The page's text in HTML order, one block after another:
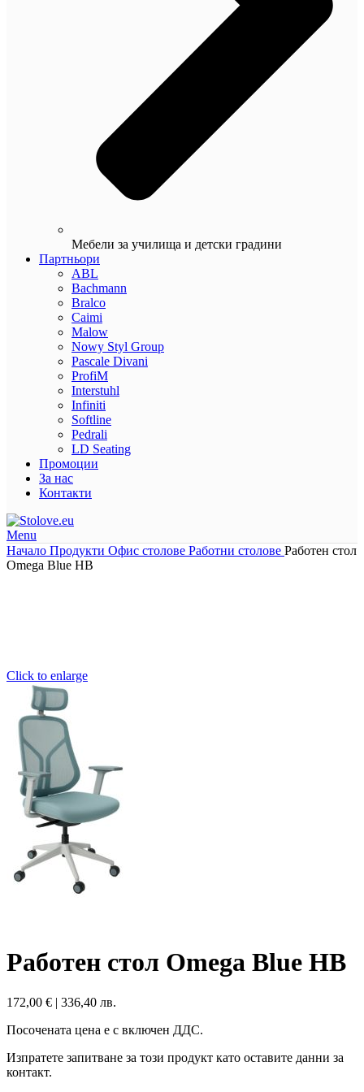
Мебели за училища и детски градини
Партньори
ABL
Bachmann
Bralco
Caimi
Malow
Nowy Styl Group
Pascale Divani
ProfiM
Interstuhl
Infiniti
Softline
Pedrali
LD Seating
Промоции
За нас
Контакти
Menu
Начало Продукти Офис столове Работни столове Работен стол
Omega Blue HB
Click to enlarge
Работен стол Omega Blue HB
172,00 € | 336,40 лв.
Посочената цена е с включен ДДС.
Изпратете запитване за този продукт като оставите данни за
контакт.